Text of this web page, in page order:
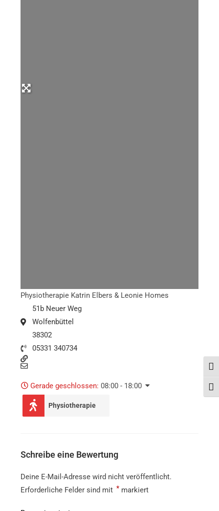
Physiotherapie Katrin Elbers & Leonie Homes
51b Neuer Weg
Wolfenbüttel
38302
05331 340734
Gerade geschlossen: 08:00 - 18:00
Physiotherapie
Schreibe eine Bewertung
Deine E-Mail-Adresse wird nicht veröffentlicht.
Erforderliche Felder sind mit * markiert